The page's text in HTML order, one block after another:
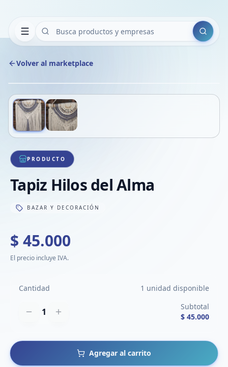
Buscar
Volver al marketplace
1/2
PRODUCTO
Tapiz Hilos del Alma
BAZAR Y DECORACIÓN
$ 45.000
El precio incluye IVA.
Cantidad 1 unidad disponible
1
Subtotal
$ 45.000
Agregar al carrito